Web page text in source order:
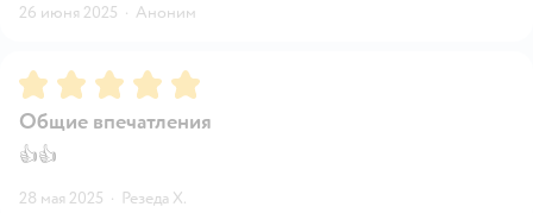
26 июня 2025 · Аноним
Рейтинг:5
Общие впечатления
👍👍
28 мая 2025 · Резеда Х.